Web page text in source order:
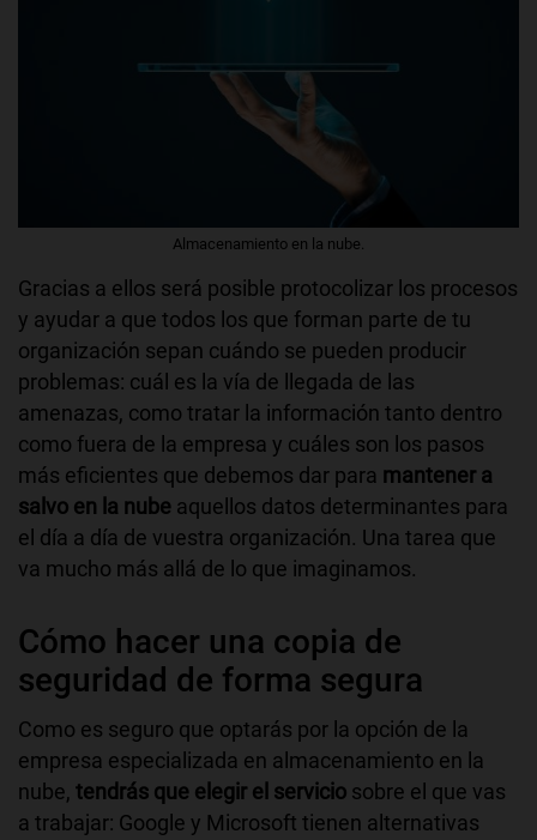
Almacenamiento en la nube.
Gracias a ellos será posible protocolizar los procesos
y ayudar a que todos los que forman parte de tu
organización sepan cuándo se pueden producir
problemas: cuál es la vía de llegada de las
amenazas, como tratar la información tanto dentro
como fuera de la empresa y cuáles son los pasos
más eficientes que debemos dar para mantener a
salvo en la nube aquellos datos determinantes para
el día a día de vuestra organización. Una tarea que
va mucho más allá de lo que imaginamos.
Cómo hacer una copia de
seguridad de forma segura
Como es seguro que optarás por la opción de la
empresa especializada en almacenamiento en la
nube, tendrás que elegir el servicio sobre el que vas
a trabajar: Google y Microsoft tienen alternativas